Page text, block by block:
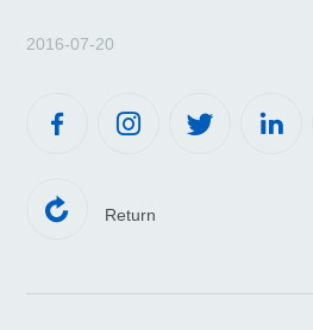
2016-07-20
   
 Return